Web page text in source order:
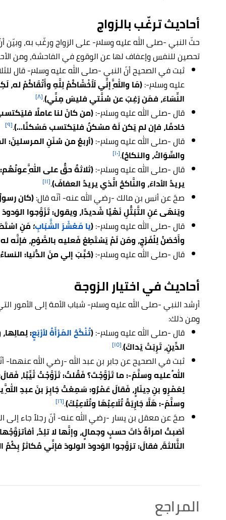
أحاديث ترغّب بالزواج
حثّ النبي -صلى الله عليه وسلم- على الزواج ورغّب به، وبيّن
تحصين للنفس وإعفاف لها عن الوقوع في الفاحشة، ومن
ثبت في الصحيح أنّ النبي -صلى الله عليه وسلم- قال
عليه وسلم-:(مَا واللَّهِ إنِّي لَأَخْشَاكُمْ لِلَّهِ وأَتْقَاكُمْ
النِّسَاءَ، فمَن رَغِبَ عن سُنَّتي فليسَ مِنِّي).[٨]
قال -صلى الله عليه وسلم-:(من كانَ لنا عاملًا
خادمًا، فإن لم يَكن لَهُ مسْكنٌ فليَكتسب مَسْكنًا...).[٩]
قال -صلى الله عليه وسلم-:(أربعٌ من سُنَنِ المرسلينَ:
والسِّوَاكُ، والنكاحُ).[١٠]
قال -صلى الله عليه وسلم-:(ثلاثةٌ حقٌّ على اللَّهِ
يريدُ الأداءَ، والنَّاكحُ الَّذي يريدُ العفافَ).[١١]
صحّ عن أنس بن مالك -رضي الله عنه- أنّه قال:(كان
ويَنهَى عَنِ التَّبَتُّلِ نَهْيًا شَديدًا، ويقول: تَزَوَّجوا الوَدودَ
قال -صلى الله عليه وسلم-:(يا مَعْشَرَ الشَّبَابِ؛ مَنِ
وأَحْصَنُ لِلْفَرْجِ، ومَن لَمْ يَسْتَطِعْ فَعليه بالصَّوْمِ، فإنَّه
قال -صلى الله عليه وسلم-:(حُبِّبَ إلي منَ الدُّنيا:
أحاديث في اختيار الزوجة
أرشد النبي -صلى الله عليه وسلم- شباب الأمة إلى الأمور
ومن ذلك:
قال -صلى الله عليه وسلم-:(تُنْكَحُ المَرْأَةُ لأرْبَعٍ:
الدِّينِ، تَرِبَتْ يَداكَ).[١٥]
ثبت في الصحيح عن جابر بن عبد الله -رضي الله عنهما-
اللهُ عليه وسلَّمَ-: ما تَزَوَّجْتَ؟ فَقُلتُ: تَزَوَّجْتُ ثَيِّبًا،
لِعَمْرِو بنِ دِينَارٍ، فَقالَ عَمْرٌو: سَمِعْتُ جَابِرَ بنَ عبدِ
وسلَّمَ-: هَلَّا جَارِيَةً تُلَاعِبُهَا وتُلَاعِبُكَ).[١٦]
صحّ عن معقل بن يسار -رضي الله عنه- أنّ رجلاً جاء إلى
أصَبتُ امرأةً ذاتَ حسبٍ وجمالٍ، وإنَّها لا تلِدُ،
الثَّالثةَ، فقالَ: تزوَّجوا الوَدودَ الولودَ فإنِّي مُكاثرٌ بِكُمُ
المراجع